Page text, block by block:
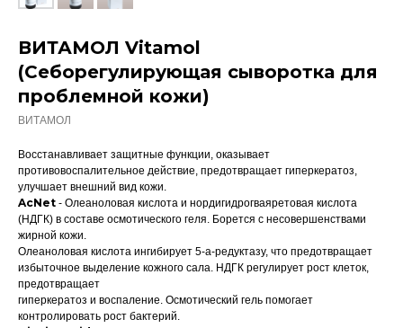
ВИТАМОЛ Vitamol
(Себорегулирующая сыворотка для
проблемной кожи)
ВИТАМОЛ
Восстанавливает защитные функции, оказывает
противовоспалительное действие, предотвращает гиперкератоз,
улучшает внешний вид кожи.
AcNet - Олеаноловая кислота и нордигидрогваяретовая кислота
(НДГК) в составе осмотического геля. Борется с несовершенствами
жирной кожи.
Олеаноловая кислота ингибирует 5-а-редуктазу, что предотвращает
избыточное выделение кожного сала. НДГК регулирует рост клеток,
предотвращает
гиперкератоз и воспаление. Осмотический гель помогает
контролировать рост бактерий.